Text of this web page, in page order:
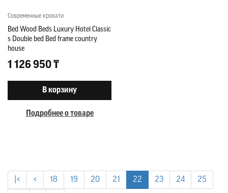
Современные кровати
Bed Wood Beds Luxury Hotel Classic
s Double bed Bed frame country
house
1 126 950 ₸
В корзину
Подробнее о товаре
|< < 18 19 20 21 22 23 24 25